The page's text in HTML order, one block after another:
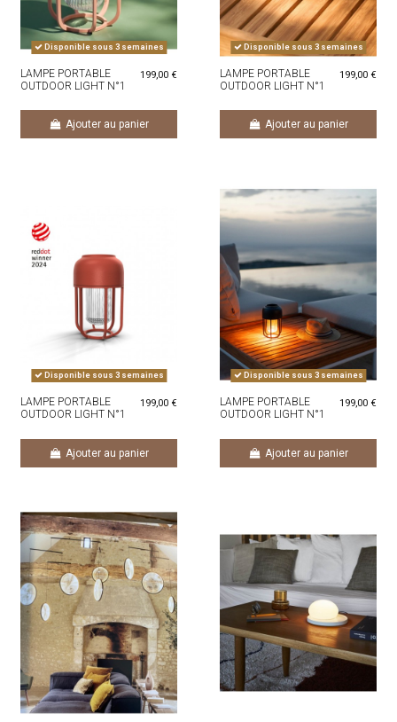
Disponible sous 3 semaines
LAMPE PORTABLE
OUTDOOR LIGHT N°1
199,00 €
Ajouter au panier
Disponible sous 3 semaines
LAMPE PORTABLE
OUTDOOR LIGHT N°1
199,00 €
Ajouter au panier
Disponible sous 3 semaines
LAMPE PORTABLE
OUTDOOR LIGHT N°1
199,00 €
Ajouter au panier
Disponible sous 3 semaines
LAMPE PORTABLE
OUTDOOR LIGHT N°1
199,00 €
Ajouter au panier